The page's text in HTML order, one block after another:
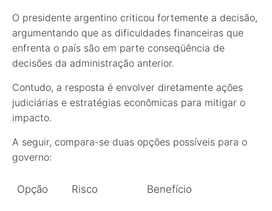
O presidente argentino criticou fortemente a decisão,
argumentando que as dificuldades financeiras que
enfrenta o país são em parte conseqüência de
decisões da administração anterior.
Contudo, a resposta é envolver diretamente ações
judiciárias e estratégias econômicas para mitigar o
impacto.
A seguir, compara-se duas opções possíveis para o
governo:
Opção Risco Benefício